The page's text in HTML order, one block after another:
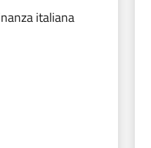
italiana